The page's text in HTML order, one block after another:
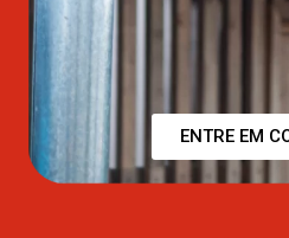
ENTRE EM